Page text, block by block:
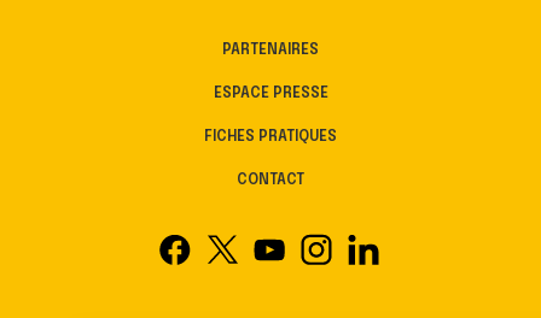
PARTENAIRES
ESPACE PRESSE
FICHES PRATIQUES
CONTACT